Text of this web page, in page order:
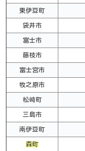
東伊豆町
袋井市
富士市
藤枝市
富士宮市
牧之原市
松崎町
三島市
南伊豆町
森町